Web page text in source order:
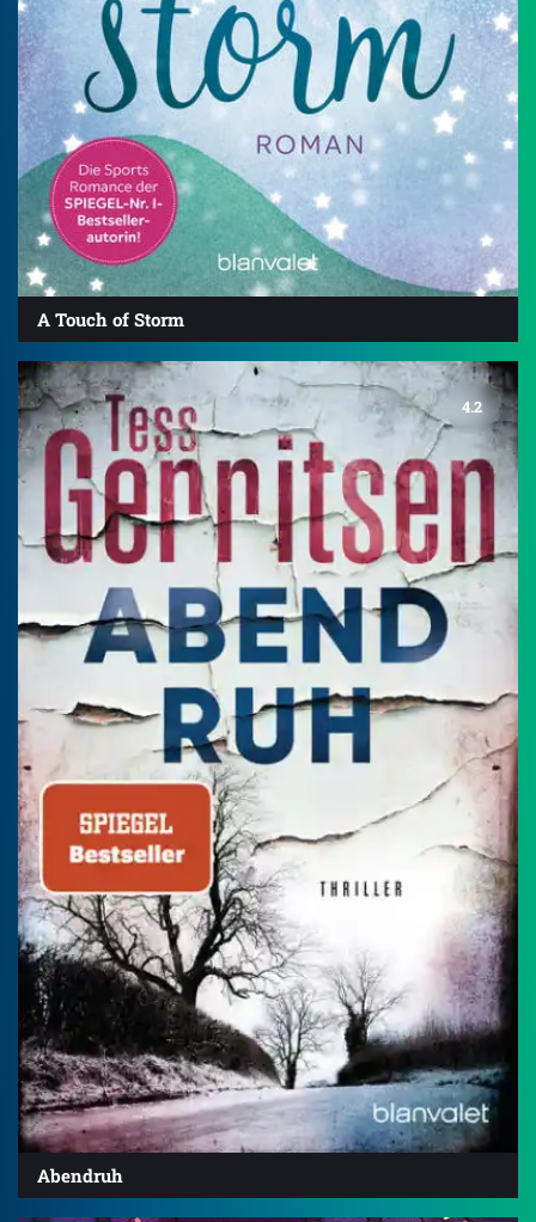
A Touch of Storm
4.2
Abendruh